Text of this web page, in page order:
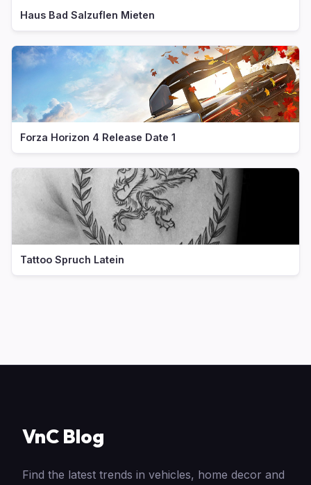
Haus Bad Salzuflen Mieten
Forza Horizon 4 Release Date 1
Tattoo Spruch Latein
VnC Blog
Find the latest trends in vehicles, home decor and